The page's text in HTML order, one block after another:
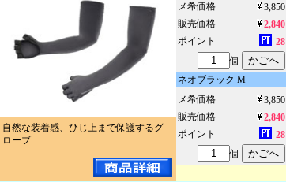
自然な装着感、ひじ上まで保護するグ
ローブ
メ希価格
3,850
販売価格
2,840
ポイント
28
個
ネオブラック M
メ希価格
3,850
販売価格
2,840
ポイント
28
個